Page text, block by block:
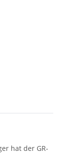
hat der GR-